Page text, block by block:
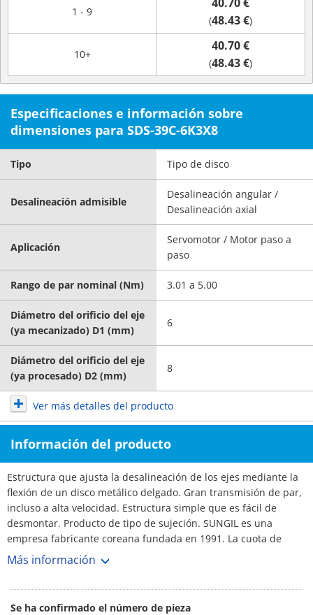
1 - 9
(48.43 €)
10+
40.70 €
(48.43 €)
Especificaciones e información sobre
dimensiones para SDS-39C-6K3X8
Tipo Tipo de disco
Desalineación admisible
Desalineación angular /
Desalineación axial
Aplicación
Servomotor / Motor paso a
paso
Rango de par nominal (Nm) 3.01 a 5.00
Diámetro del orificio del eje
(ya mecanizado) D1 (mm)
6
Diámetro del orificio del eje
(ya procesado) D2 (mm)
8
Ver más detalles del producto
Información del producto
Estructura que ajusta la desalineación de los ejes mediante la
flexión de un disco metálico delgado. Gran transmisión de par,
incluso a alta velocidad. Estructura simple que es fácil de
desmontar. Producto de tipo de sujeción. SUNGIL es una
empresa fabricante coreana fundada en 1991. La cuota de
mercado de acoplamientos en Corea es del 70%, con más de
Más información
Se ha confirmado el número de pieza